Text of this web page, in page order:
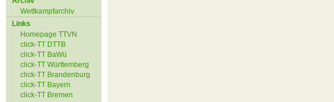
Wettkampfarchiv
Links
Homepage TTVN
click-TT DTTB
click-TT BaWü
click-TT Württemberg
click-TT Brandenburg
click-TT Bayern
click-TT Bremen